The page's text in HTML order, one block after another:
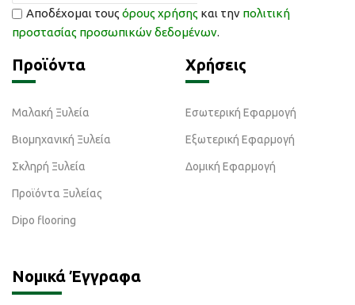
Αποδέχομαι τους όρους χρήσης και την πολιτική
προστασίας προσωπικών δεδομένων.
Προϊόντα
Μαλακή Ξυλεία
Βιομηχανική Ξυλεία
Σκληρή Ξυλεία
Προϊόντα Ξυλείας
Dipo flooring
Χρήσεις
Εσωτερική Εφαρμογή
Εξωτερική Εφαρμογή
Δομική Εφαρμογή
Νομικά Έγγραφα